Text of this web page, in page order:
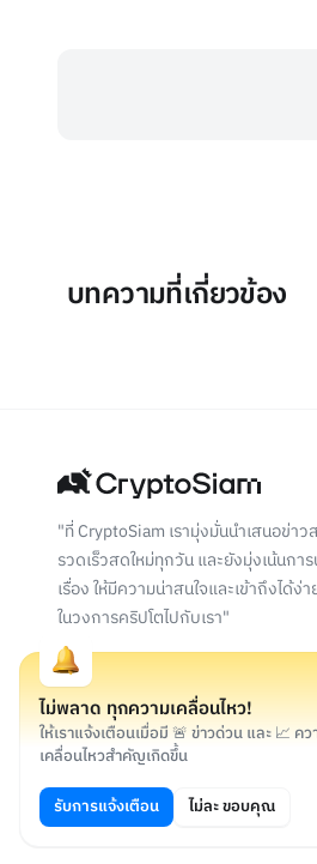
บทความที่เกี่ยวข้อง
"ที่ CryptoSiam เรามุ่งมั่นนำเสนอข่า
รวดเร็วสดใหม่ทุกวัน และยังมุ่งเน้นกา
เรื่อง ให้มีความน่าสนใจและเข้าถึงได้
ในวงการคริปโตไปกับเรา"
©2026สงวนลิขสิทธิ์
ไม่พลาด ทุกความเคลื่อนไหว!
ให้เราแจ้งเตือนเมื่อมี 🚨 ข่าวด่วน และ 📈 คว
เคลื่อนไหวสำคัญเกิดขึ้น
รับการแจ้งเตือน
ไม่ละ ขอบคุณ